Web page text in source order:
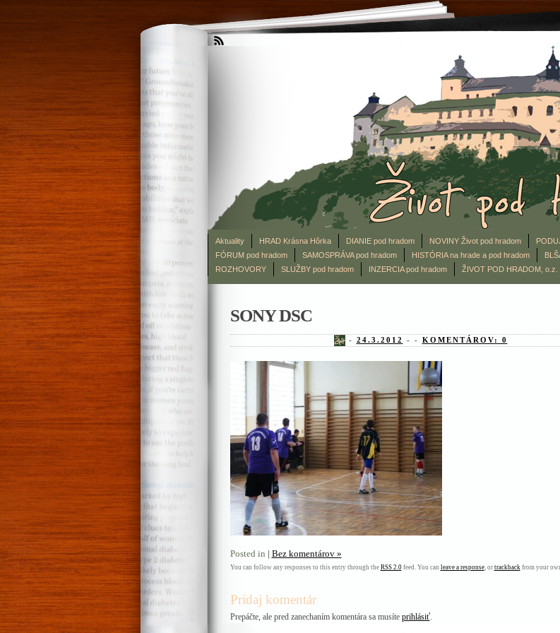
Aktuality HRAD Krásna Hôrka DIANIE pod hradom NOVINY Život pod hradom
FÓRUM pod hradom
SAMOSPRÁVA pod hradom HISTÓRIA na hrade a pod hradom
ROZHOVORY
SLUŽBY pod hradom INZERCIA pod hradom ŽIVOT POD HRADOM, o.z.
SONY DSC
- 24.3.2012 - - KOMENTÁROV: 0
Posted in | Bez komentárov »
You can follow any responses to this entry through the RSS 2.0feed. You can leave a response, or trackbackfrom your
Pridaj komentár
Prepáčte, ale pred zanechaním komentára sa musíte prihlásiť.